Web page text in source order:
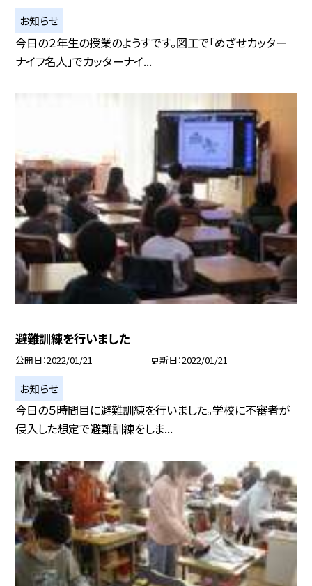
お知らせ
今日の２年生の授業のようすです。図工で「めざせカッター
ナイフ名人」でカッターナイ...
避難訓練を行いました
公開日 2022/01/21 更新日 2022/01/21
お知らせ
今日の５時間目に避難訓練を行いました。学校に不審者が
侵入した想定で避難訓練をしま...